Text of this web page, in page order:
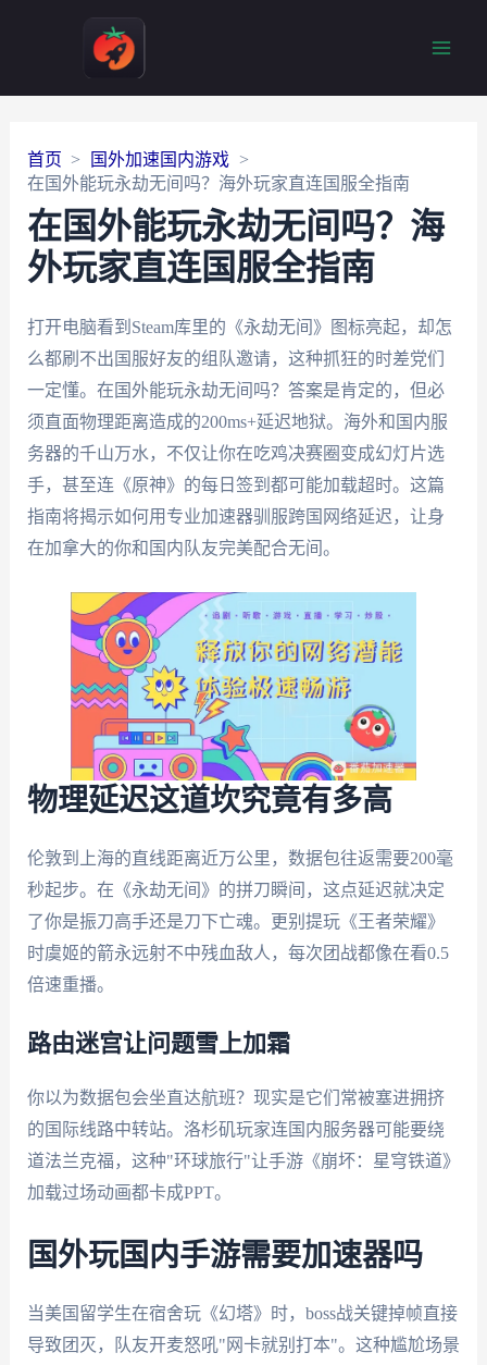
首页
国外加速国内游戏
在国外能玩永劫无间吗？海外玩家直连国服全指南
在国外能玩永劫无间吗？海
外玩家直连国服全指南
打开电脑看到Steam库里的《永劫无间》图标亮起，却怎
么都刷不出国服好友的组队邀请，这种抓狂的时差党们
一定懂。在国外能玩永劫无间吗？答案是肯定的，但必
须直面物理距离造成的200ms+延迟地狱。海外和国内服
务器的千山万水，不仅让你在吃鸡决赛圈变成幻灯片选
手，甚至连《原神》的每日签到都可能加载超时。这篇
指南将揭示如何用专业加速器驯服跨国网络延迟，让身
在加拿大的你和国内队友完美配合无间。
物理延迟这道坎究竟有多高
伦敦到上海的直线距离近万公里，数据包往返需要200毫
秒起步。在《永劫无间》的拼刀瞬间，这点延迟就决定
了你是振刀高手还是刀下亡魂。更别提玩《王者荣耀》
时虞姬的箭永远射不中残血敌人，每次团战都像在看0.5
倍速重播。
路由迷宫让问题雪上加霜
你以为数据包会坐直达航班？现实是它们常被塞进拥挤
的国际线路中转站。洛杉矶玩家连国内服务器可能要绕
道法兰克福，这种"环球旅行"让手游《崩坏：星穹铁道》
加载过场动画都卡成PPT。
国外玩国内手游需要加速器吗
当美国留学生在宿舍玩《幻塔》时，boss战关键掉帧直接
导致团灭，队友开麦怒吼"网卡就别打本"。这种尴尬场景